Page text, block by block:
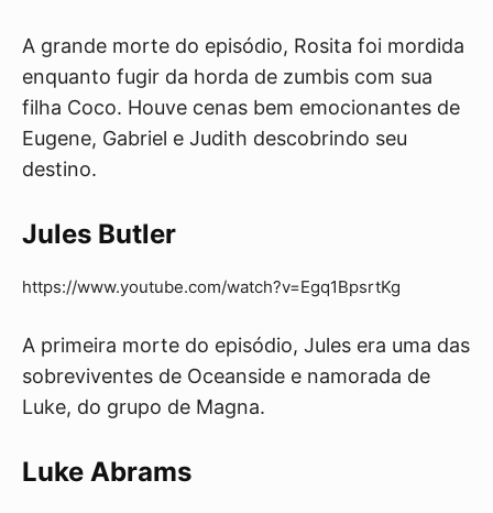
A grande morte do episódio, Rosita foi mordida
enquanto fugir da horda de zumbis com sua
filha Coco. Houve cenas bem emocionantes de
Eugene, Gabriel e Judith descobrindo seu
destino.
Jules Butler
https://www.youtube.com/watch?v=Egq1BpsrtKg
A primeira morte do episódio, Jules era uma das
sobreviventes de Oceanside e namorada de
Luke, do grupo de Magna.
Luke Abrams